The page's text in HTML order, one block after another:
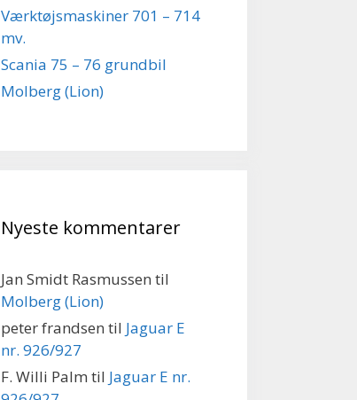
Værktøjsmaskiner 701 – 714
mv.
Scania 75 – 76 grundbil
Molberg (Lion)
Nyeste kommentarer
Jan Smidt Rasmussen til
Molberg (Lion)
peter frandsen til Jaguar E
nr. 926/927
F. Willi Palm til Jaguar E nr.